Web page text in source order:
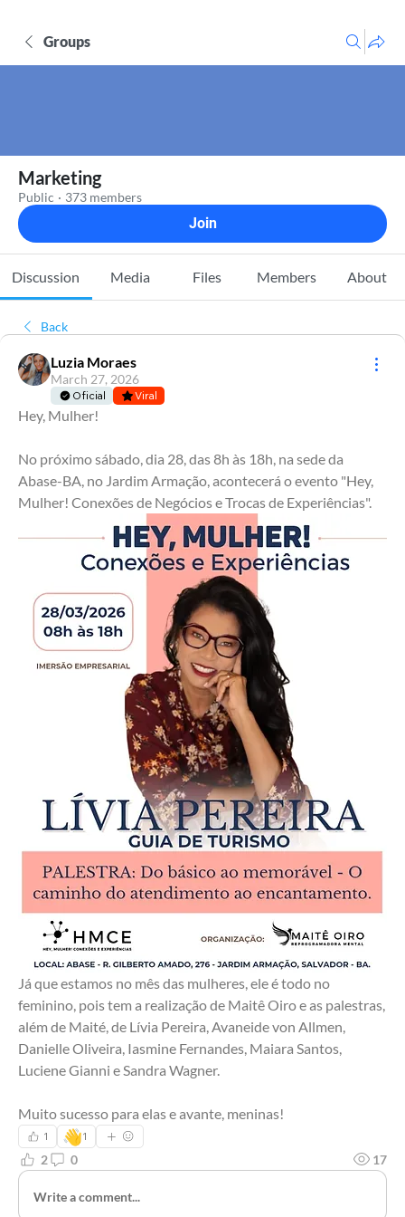
Groups
Marketing
Public · 373 members
Join
Discussion Media Files Members About
Back
Luzia Moraes
March 27, 2026
Oficial Viral
Hey, Mulher!
No próximo sábado, dia 28, das 8h às 18h, na sede da
Abase-BA, no Jardim Armação, acontecerá o evento "Hey,
Mulher! Conexões de Negócios e Trocas de Experiências".
Já que estamos no mês das mulheres, ele é todo no
feminino, pois tem a realização de Maitê Oiro e as palestras,
além de Maité, de Lívia Pereira, Avaneide von Allmen,
Danielle Oliveira, Iasmine Fernandes, Maiara Santos,
Luciene Gianni e Sandra Wagner.
Muito sucesso para elas e avante, meninas!
1 👋1
2 0 17
Write a comment...